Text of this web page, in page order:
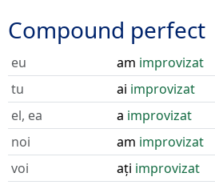
Compound perfect
eu am improvizat
tu
ai improvizat
el, ea
a improvizat
noi
am improvizat
voi
ați improvizat